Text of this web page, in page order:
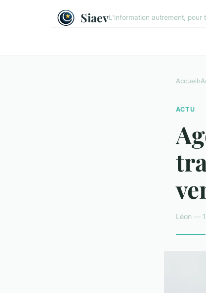
SiaevL'information autrement, pour
Accueil›
ACTU
Léon —